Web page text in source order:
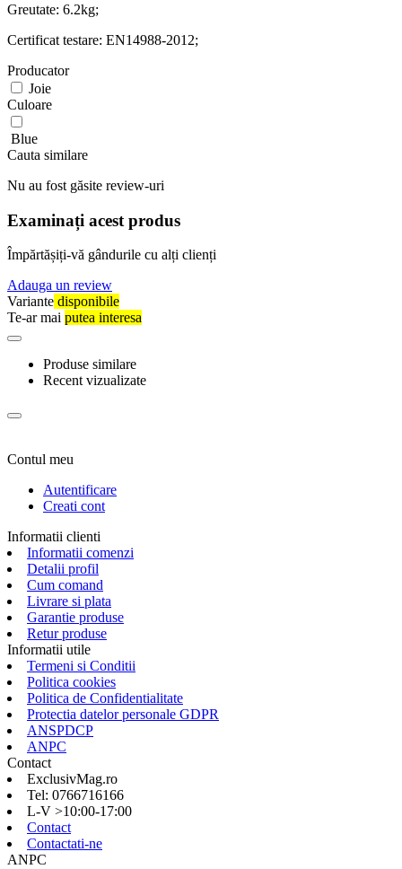
Greutate: 6.2kg;
Certificat testare: EN14988-2012;
Producator
Joie
Culoare
Blue
Cauta similare
Nu au fost găsite review-uri
Examinați acest produs
Împărtășiți-vă gândurile cu alți clienți
Adauga un review
Variante disponibile
Te-ar mai putea interesa
Produse similare
Recent vizualizate
Contul meu
Autentificare
Creati cont
Informatii clienti
Informatii comenzi
Detalii profil
Cum comand
Livrare si plata
Garantie produse
Retur produse
Informatii utile
Termeni si Conditii
Politica cookies
Politica de Confidentialitate
Protectia datelor personale GDPR
ANSPDCP
ANPC
Contact
ExclusivMag.ro
Tel: 0766716166
L-V >10:00-17:00
Contact
Contactati-ne
ANPC